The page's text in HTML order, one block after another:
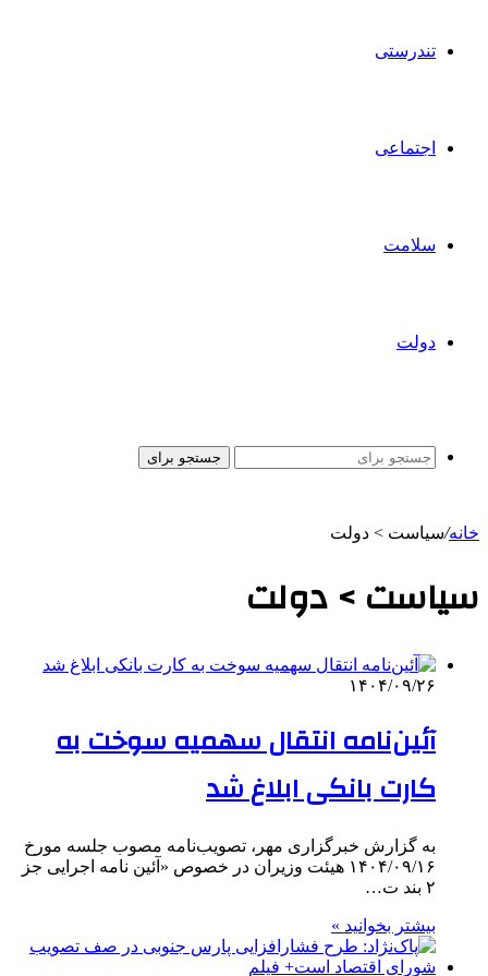
تندرستی
اجتماعی
سلامت
دولت
جستجو برای
خانه/سیاست > دولت
سیاست > دولت
۱۴۰۴/۰۹/۲۶
آئین‌نامه انتقال سهمیه سوخت به
کارت بانکی ابلاغ شد
به گزارش خبرگزاری مهر، تصویب‌نامه مصوب جلسه مورخ
۱۴۰۴/۰۹/۱۶ هیئت وزیران در خصوص «آئین نامه اجرایی جز
۲ بند ت…
بیشتر بخوانید »